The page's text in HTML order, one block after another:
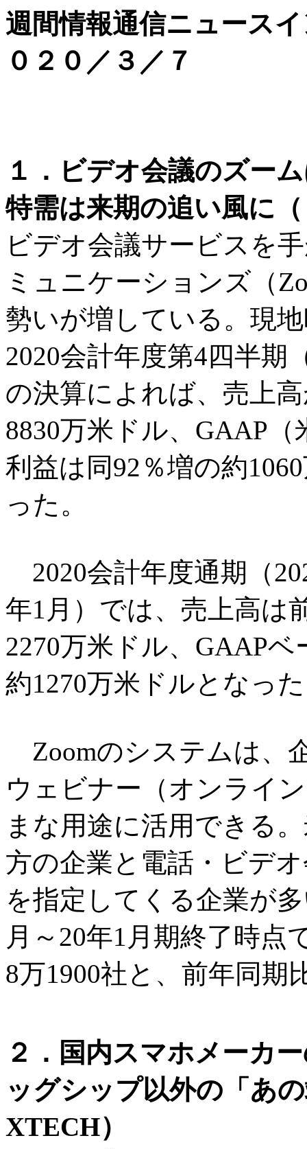
週間情報通信ニュース
０２０／３／７
１．ビデオ会議のズー
特需は来期の追い風に
ビデオ会議サービスを
ミュニケーションズ（
勢いが増している。現
2020会計年度第4四半期
の決算によれば、売上
8830万米ドル、GAAP
利益は同92％増の約
った。
2020会計年度通期（
年1月）では、売上高は
2270万米ドル、GAAP
約1270万米ドルとなっ
Zoomのシステムは、
ウェビナー（オンライ
まな用途に活用できる
方の企業と電話・ビデ
を指定してくる企業が
月～20年1月期終了時点
8万1900社と、前年同期
２．国内スマホメーカ
ッグシップ以外の「あ
XTECH）